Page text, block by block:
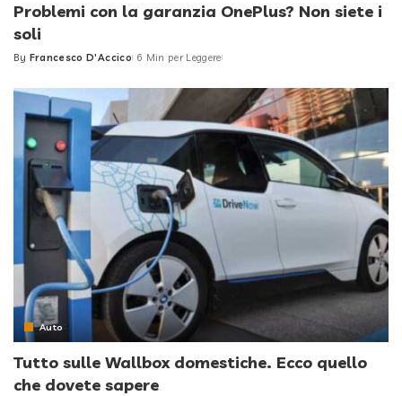
Problemi con la garanzia OnePlus? Non siete i
soli
Posted
By Francesco D'Accico 6 Min per Leggere
Auto
Tutto sulle Wallbox domestiche. Ecco quello
che dovete sapere